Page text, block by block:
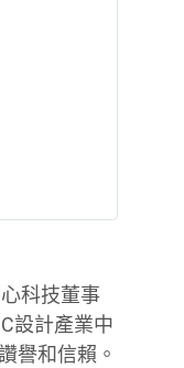
科技董事
設計產業中
譽和信賴。